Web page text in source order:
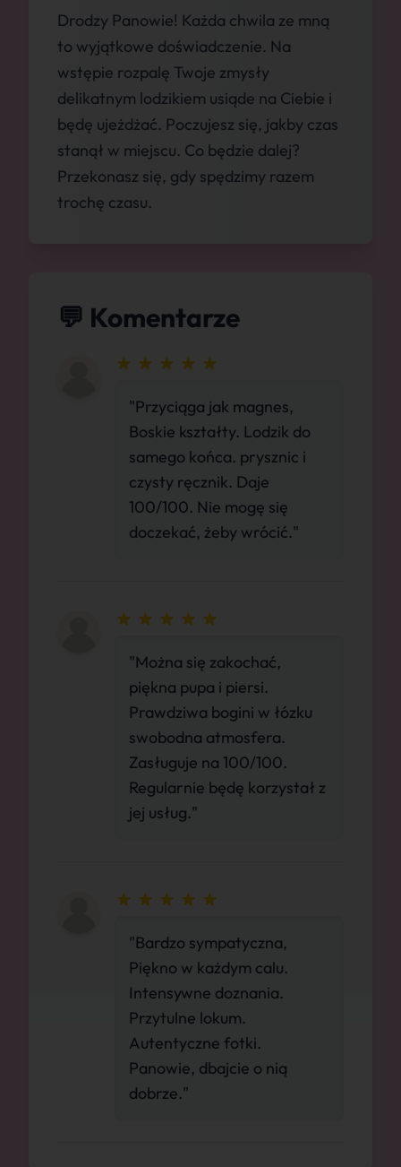
Drodzy Panowie! Każda chwila ze mną
to wyjątkowe doświadczenie. Na
wstępie rozpalę Twoje zmysły
delikatnym lodzikiem usiąde na Ciebie i
będę ujeżdżać. Poczujesz się, jakby czas
stanął w miejscu. Co będzie dalej?
Przekonasz się, gdy spędzimy razem
trochę czasu.
💬 Komentarze
"Przyciąga jak magnes,
Boskie kształty. Lodzik do
samego końca. prysznic i
czysty ręcznik. Daje
100/100. Nie mogę się
doczekać, żeby wrócić."
"Można się zakochać,
piękna pupa i piersi.
Prawdziwa bogini w łózku
swobodna atmosfera.
Zasługuje na 100/100.
Regularnie będę korzystał z
jej usług."
"Bardzo sympatyczna,
Piękno w każdym calu.
Intensywne doznania.
Przytulne lokum.
Autentyczne fotki.
Panowie, dbajcie o nią
dobrze."